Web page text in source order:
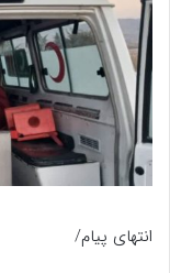
انتهای پیام/